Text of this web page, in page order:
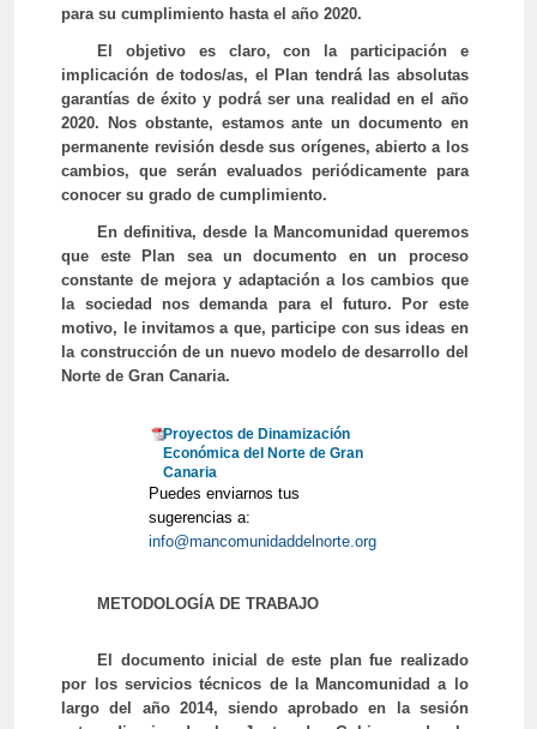
para su cumplimiento hasta el año 2020.
El objetivo es claro, con la participación e
implicación de todos/as, el Plan tendrá las absolutas
garantías de éxito y podrá ser una realidad en el año
2020. Nos obstante, estamos ante un documento en
permanente revisión desde sus orígenes, abierto a los
cambios, que serán evaluados periódicamente para
conocer su grado de cumplimiento.
En definitiva, desde la Mancomunidad queremos
que este Plan sea un documento en un proceso
constante de mejora y adaptación a los cambios que
la sociedad nos demanda para el futuro. Por este
motivo, le invitamos a que, participe con sus ideas en
la construcción de un nuevo modelo de desarrollo del
Norte de Gran Canaria.
Proyectos de Dinamización
Económica del Norte de Gran
Canaria
Puedes enviarnos tus
sugerencias a:
info@mancomunidaddelnorte.org
METODOLOGÍA DE TRABAJO
El documento inicial de este plan fue realizado
por los servicios técnicos de la Mancomunidad a lo
largo del año 2014, siendo aprobado en la sesión